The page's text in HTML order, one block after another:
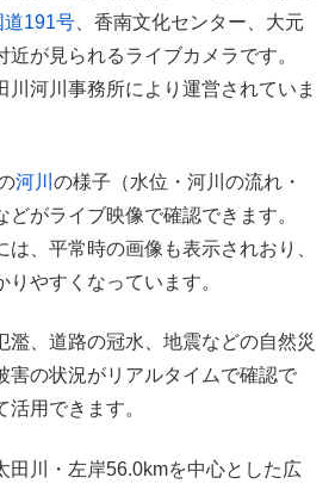
道191号 、香南文化センター、大元
が見られるライブカメラです。
川河川事務所により運営されていま
河川 の様子（水位・河川の流れ・
がライブ映像で確認できます。
は、平常時の画像も表示されおり、
やすくなっています。
濫、道路の冠水、地震などの自然災
害の状況がリアルタイムで確認で
用できます。
田川・左岸56.0kmを中心とした広